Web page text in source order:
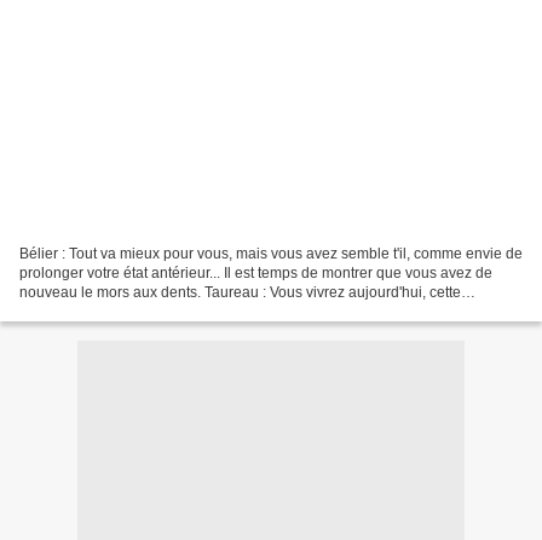
Bélier : Tout va mieux pour vous, mais vous avez semble t'il, comme envie de
prolonger votre état antérieur... Il est temps de montrer que vous avez de
nouveau le mors aux dents. Taureau : Vous vivrez aujourd'hui, cette